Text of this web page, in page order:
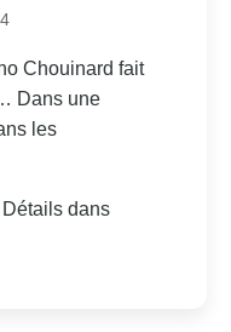
Chouinard fait
Dans une
les
dans